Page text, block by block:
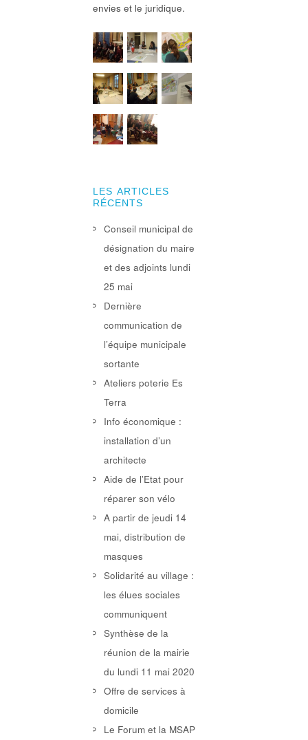
envies et le juridique.
LES ARTICLES
RÉCENTS
Conseil municipal de
désignation du maire
et des adjoints lundi
25 mai
Dernière
communication de
l’équipe municipale
sortante
Ateliers poterie Es
Terra
Info économique :
installation d’un
architecte
Aide de l’Etat pour
réparer son vélo
A partir de jeudi 14
mai, distribution de
masques
Solidarité au village :
les élues sociales
communiquent
Synthèse de la
réunion de la mairie
du lundi 11 mai 2020
Offre de services à
domicile
Le Forum et la MSAP